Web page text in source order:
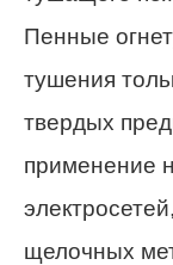
Пенные
тушения
твердых
применение
щелочных